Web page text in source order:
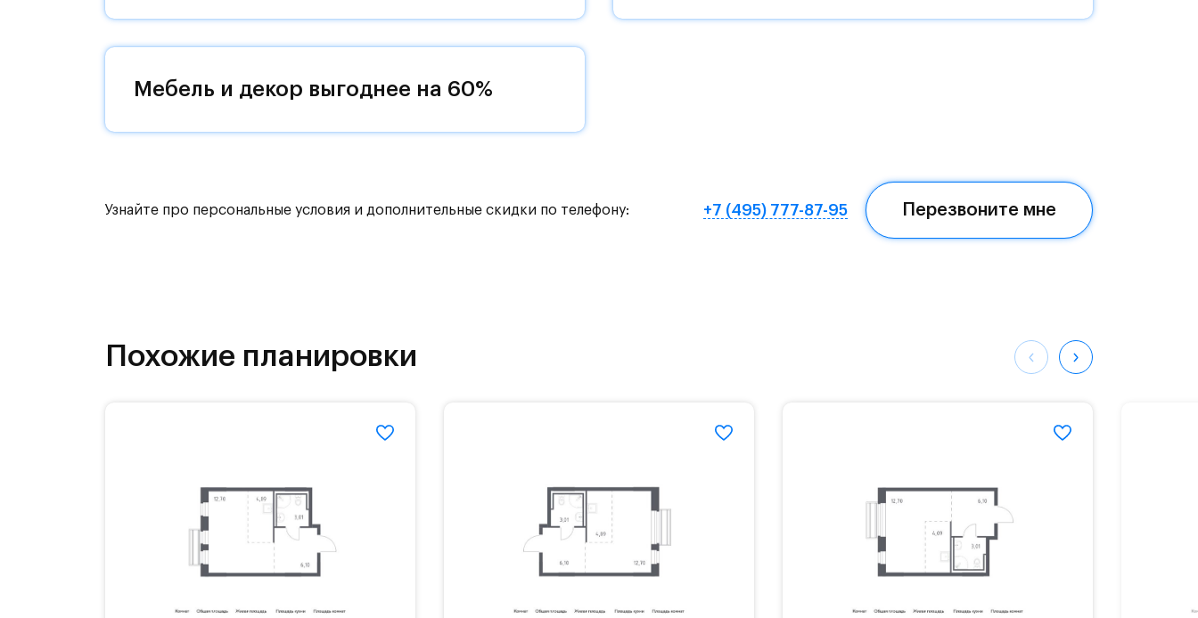
Поблизости расположено новое наземное метро МЦД «Одинцово».
До МКАД можно добраться за 15 минут на «Северный обход Одинцово».
детей есть возможность посещения частной гимназии «Жуковка».
Территория квартала приватная, въезд осуществляется по пропускам.#yan19-2r1509280#
Мебель и декор выгоднее на 60%
Узнайте про персональные условия и дополнительные скидки по телефону: +7 (495) 777-87-95 Перезвоните мне
Похожие планировки